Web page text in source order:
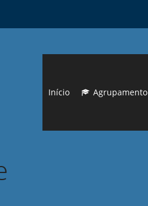
Início Agrupamento